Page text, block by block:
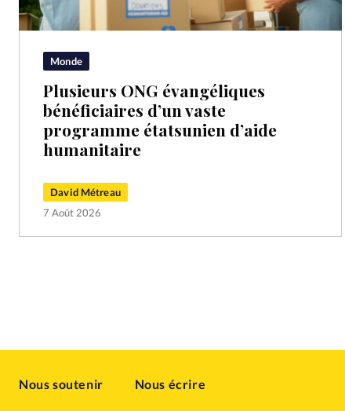
Monde
Plusieurs ONG évangéliques
bénéficiaires d’un vaste
programme étatsunien d’aide
humanitaire
David Métreau
7 Août 2026
Nous soutenir Nous écrire